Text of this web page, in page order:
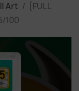
Art
[FULL
100